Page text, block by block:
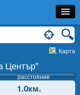
Карта
Център"
расстояние
1.0км.